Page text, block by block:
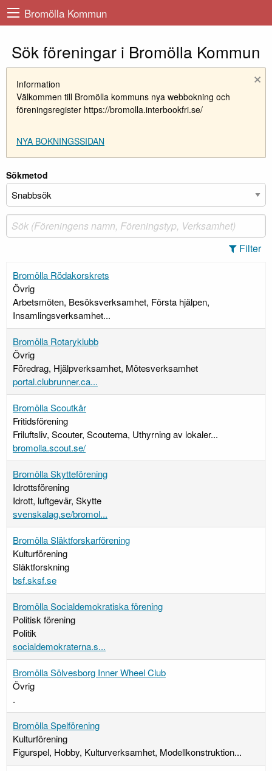
Bromölla Kommun
Sök föreningar i Bromölla Kommun
×
Information
Välkommen till Bromölla kommuns nya webbokning och
föreningsregister https://bromolla.interbookfri.se/
NYA BOKNINGSSIDAN
Sökmetod
Filter
Bromölla Rödakorskrets
Övrig
Arbetsmöten, Besöksverksamhet, Första hjälpen,
Insamlingsverksamhet...
Bromölla Rotaryklubb
Övrig
Föredrag, Hjälpverksamhet, Mötesverksamhet
portal.clubrunner.ca...
Bromölla Scoutkår
Fritidsförening
Friluftsliv, Scouter, Scouterna, Uthyrning av lokaler...
bromolla.scout.se/
Bromölla Skytteförening
Idrottsförening
Idrott, luftgevär, Skytte
svenskalag.se/bromol...
Bromölla Släktforskarförening
Kulturförening
Släktforskning
bsf.sksf.se
Bromölla Socialdemokratiska förening
Politisk förening
Politik
socialdemokraterna.s...
Bromölla Sölvesborg Inner Wheel Club
Övrig
.
Bromölla Spelförening
Kulturförening
Figurspel, Hobby, Kulturverksamhet, Modellkonstruktion...